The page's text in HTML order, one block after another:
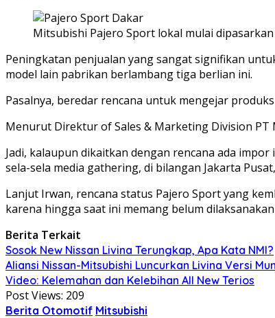
Mitsubishi Pajero Sport lokal mulai
Peningkatan penjualan yang sangat signifikan
model lain pabrikan berlambang tiga berlian ini.
Pasalnya, beredar rencana untuk mengejar
Menurut Direktur of Sales & Marketing Division PT
Jadi, kalaupun dikaitkan dengan rencana ada
sela-sela media gathering, di bilangan Jakarta
Lanjut Irwan, rencana status Pajero Sport yang
karena hingga saat ini memang belum
Berita Terkait
Sosok New Nissan Livina Terungkap, Apa Kata NMI?
Aliansi Nissan-Mitsubishi Luncurkan Livina Versi
Video: Kelemahan dan Kelebihan All New Terios
Post Views: 209
Berita Otomotif Mitsubishi